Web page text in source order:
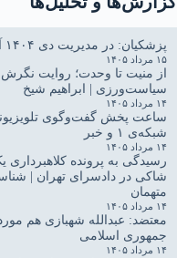
پزشکیان: در مدیریت دی ۱۴۰۴ آمادگی لازم نبود
۱۵ مرداد ۱۴۰۵
از منیت تا وحدت؛ روایت
سیاست‌ورزی | ابراهیم شیخ
۱۴ مرداد ۱۴۰۵
ساعت پخش گفت‌وگوی
شبکه‌ی ۱ و خبر
۱۴ مرداد ۱۴۰۵
متهمان
۱۴ مرداد ۱۴۰۵
معتضد: عبدالله شهبازی هم
جمهوری اسلامی
۱۴ مرداد ۱۴۰۵